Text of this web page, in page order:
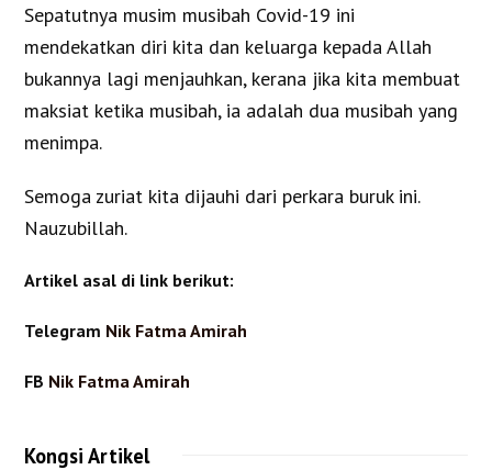
Sepatutnya musim musibah Covid-19 ini
mendekatkan diri kita dan keluarga kepada Allah
bukannya lagi menjauhkan, kerana jika kita membuat
maksiat ketika musibah, ia adalah dua musibah yang
menimpa.
Semoga zuriat kita dijauhi dari perkara buruk ini.
Nauzubillah.
Artikel asal di link berikut:
Telegram Nik Fatma Amirah
FB Nik Fatma Amirah
Kongsi Artikel